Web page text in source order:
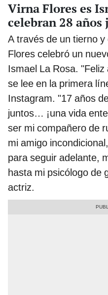
Virna Flores es
celebran 28 años
A través de un tierno
Flores celebró un
Ismael La Rosa.
se lee en la primera
Instagram. "17 años
juntos… ¡una vida
ser mi compañero de
mi amigo
para seguir adelante,
hasta mi psicólogo de
actriz.